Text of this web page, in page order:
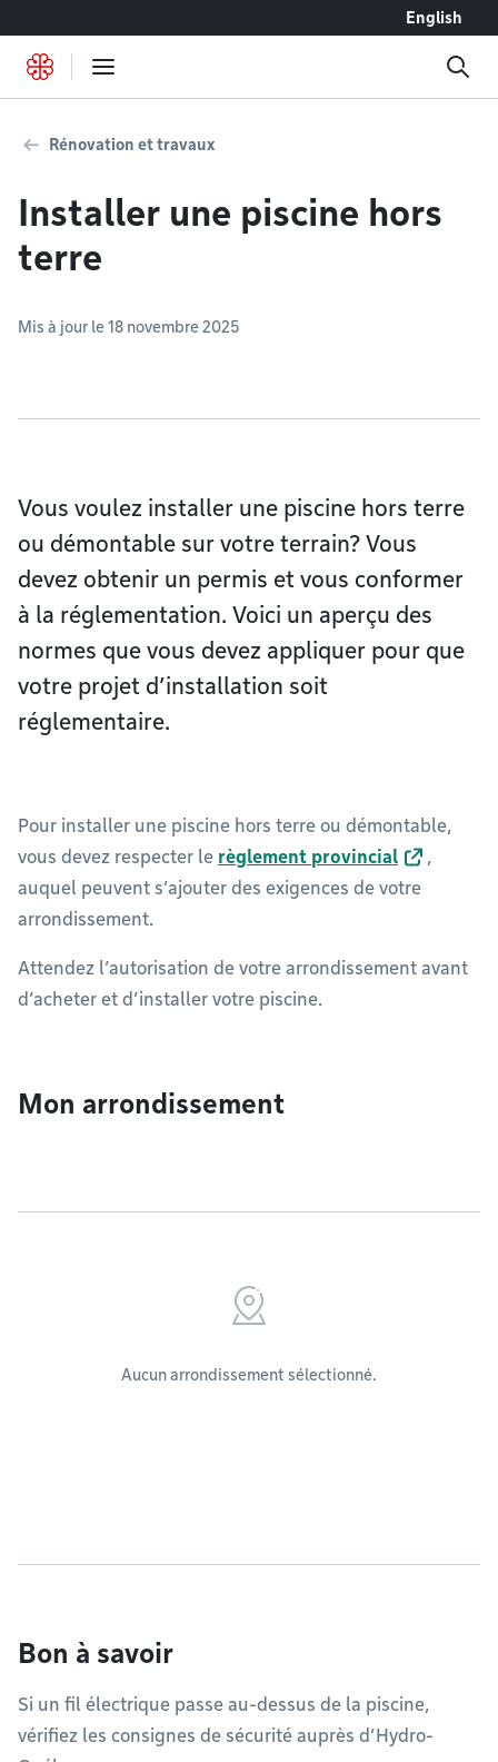
English
Rénovation et travaux
Installer une piscine hors
terre
Mis à jour le 18 novembre 2025
Vous voulez installer une piscine hors terre
ou démontable sur votre terrain? Vous
devez obtenir un permis et vous conformer
à la réglementation. Voici un aperçu des
normes que vous devez appliquer pour que
votre projet d’installation soit
réglementaire.
Pour installer une piscine hors terre ou démontable,
vous devez respecter le règlement provincial
,
auquel peuvent s’ajouter des exigences de votre
arrondissement.
Attendez l’autorisation de votre arrondissement avant
d’acheter et d’installer votre piscine.
Mon arrondissement
Aucun arrondissement sélectionné.
Bon à savoir
Si un fil électrique passe au-dessus de la piscine,
vérifiez les consignes de sécurité auprès d’Hydro-